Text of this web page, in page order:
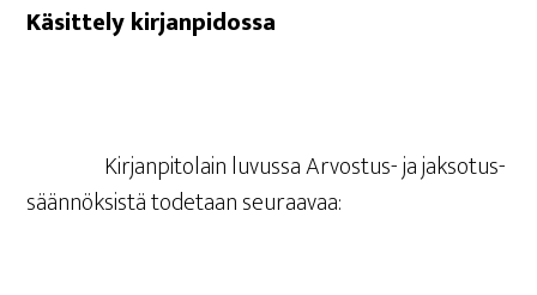
Käsit­te­ly kirjanpidossa
Kir­jan­pi­to­lain luvus­sa Arvos­tus- ja jak­so­tus­
sään­nök­sis­tä tode­taan seuraavaa: